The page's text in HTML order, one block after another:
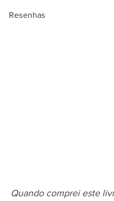
Resenhas
Quando comprei este